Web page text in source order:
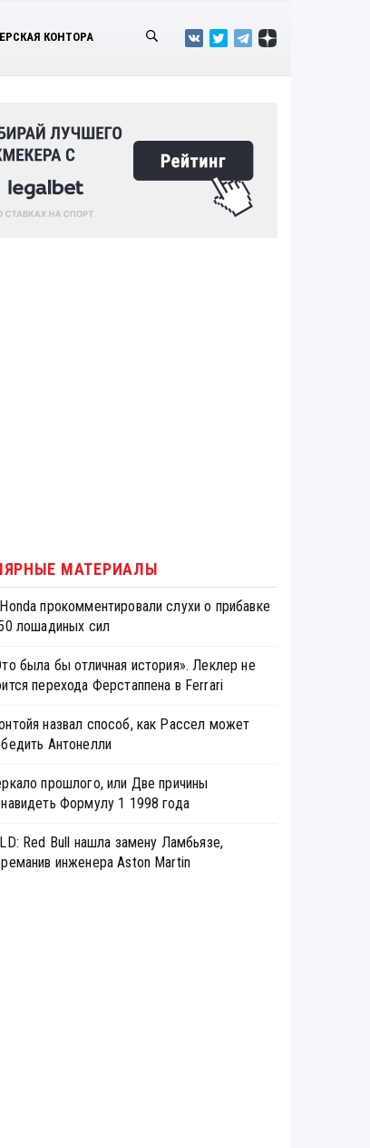
КОНТОРА
МАТЕРИАЛЫ
прокомментировали слухи о прибавке
лошадиных сил
была бы отличная история». Леклер не
перехода Ферстаппена в Ferrari
назвал способ, как Рассел может
Антонелли
прошлого, или Две причины
Формулу 1 1998 года
Red Bull нашла замену Ламбьязе,
инженера Aston Martin